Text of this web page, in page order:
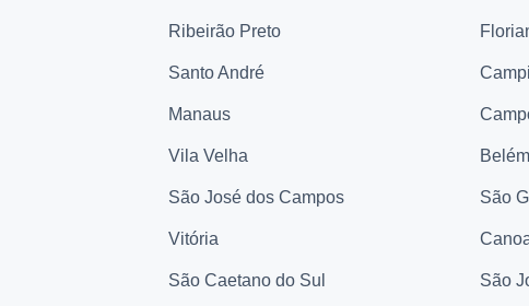
Ribeirão Preto
Santo André
Manaus
Vila Velha Belém
São José dos Campos São
Vitória
São Caetano do Sul São